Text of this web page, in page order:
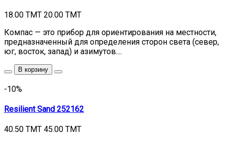
18.00 TMT 20.00 TMT
Компас — это прибор для ориентирования на местности,
предназначенный для определения сторон света (север,
юг, восток, запад) и азимутов....
В корзину
-10%
Resilient Sand 252162
40.50 TMT 45.00 TMT